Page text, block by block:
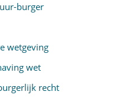
burger
wetgeving
wet
recht